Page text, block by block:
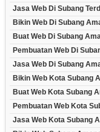
Jasa Web Di Subang
Bikin Web Di Subang
Buat Web Di Subang
Pembuatan Web Di
Jasa Web Di Subang
Bikin Web Kota Subang
Buat Web Kota Subang
Pembuatan Web Kota
Jasa Web Kota Subang